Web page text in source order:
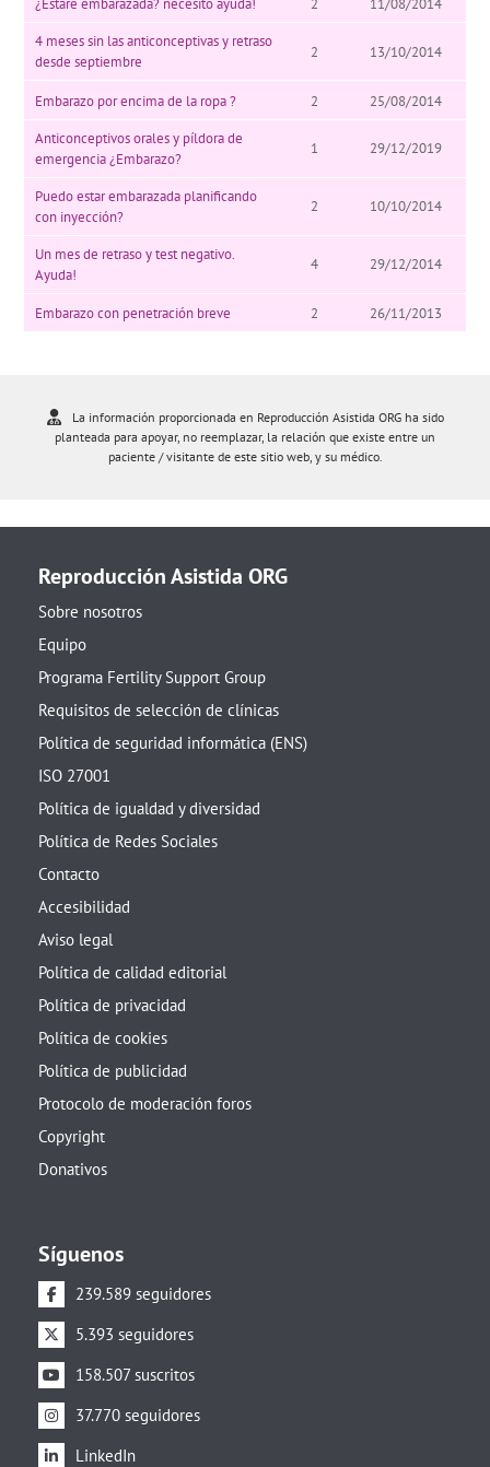
¿Estaré embarazada? necesito ayuda! 2
11/08/2014
4 meses sin las anticonceptivas y retraso
desde septiembre
2 13/10/2014
Embarazo por encima de la ropa ? 2
25/08/2014
Anticonceptivos orales y píldora de
emergencia ¿Embarazo?
1 29/12/2019
Puedo estar embarazada planificando
con inyección?
2 10/10/2014
Un mes de retraso y test negativo.
Ayuda!
4 29/12/2014
Embarazo con penetración breve 2 26/11/2013
La información proporcionada en Reproducción Asistida ORG ha sido
planteada para apoyar, no reemplazar, la relación que existe entre un
paciente / visitante de este sitio web, y su médico.
Reproducción Asistida ORG
Sobre nosotros
Equipo
Programa Fertility Support Group
Requisitos de selección de clínicas
Política de seguridad informática (ENS)
ISO 27001
Política de igualdad y diversidad
Política de Redes Sociales
Contacto
Accesibilidad
Aviso legal
Política de calidad editorial
Política de privacidad
Política de cookies
Política de publicidad
Protocolo de moderación foros
Copyright
Donativos
Síguenos
239.589 seguidores
5.393 seguidores
158.507 suscritos
37.770 seguidores
LinkedIn